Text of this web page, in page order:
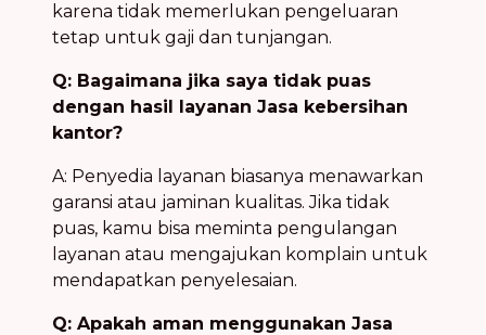
karena tidak memerlukan pengeluaran
tetap untuk gaji dan tunjangan.
Q: Bagaimana jika saya tidak puas
dengan hasil layanan Jasa kebersihan
kantor?
A: Penyedia layanan biasanya menawarkan
garansi atau jaminan kualitas. Jika tidak
puas, kamu bisa meminta pengulangan
layanan atau mengajukan komplain untuk
mendapatkan penyelesaian.
Q: Apakah aman menggunakan Jasa